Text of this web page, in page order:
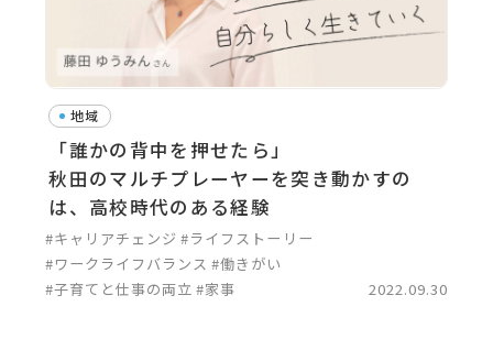
地域
「誰かの背中を押せたら」
秋田のマルチプレーヤーを突き動かすの
は、高校時代のある経験
#キャリアチェンジ #ライフストーリー
#ワークライフバランス #働きがい
#子育てと仕事の両立 #家事 2022.09.30